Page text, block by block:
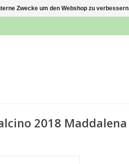
2018 Maddalena
Zwecke um den Webshop zu